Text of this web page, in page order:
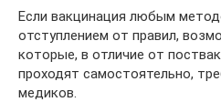
Если вакцинация любым
отступлением от правил,
которые, в отличие от
проходят самостоятельно,
медиков.